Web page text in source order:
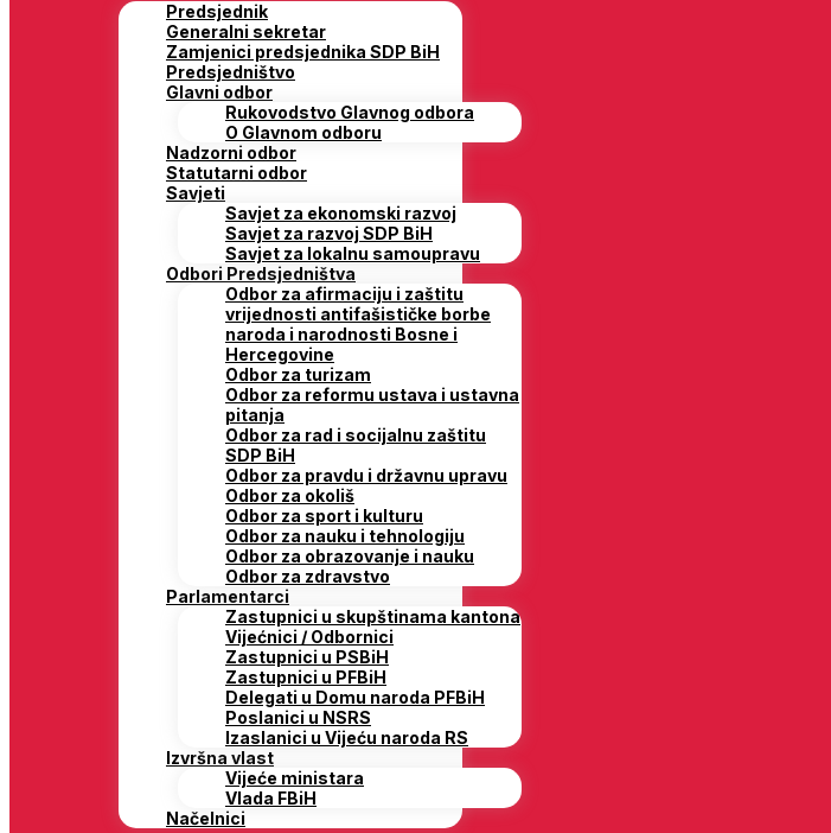
Predsjednik
Generalni sekretar
Zamjenici predsjednika SDP BiH
Predsjedništvo
Glavni odbor
Rukovodstvo Glavnog odbora
O Glavnom odboru
Nadzorni odbor
Statutarni odbor
Savjeti
Savjet za ekonomski razvoj
Savjet za razvoj SDP BiH
Savjet za lokalnu samoupravu
Odbori Predsjedništva
Odbor za afirmaciju i zaštitu
vrijednosti antifašističke borbe
naroda i narodnosti Bosne i
Hercegovine
Odbor za turizam
Odbor za reformu ustava i ustavna
pitanja
Odbor za rad i socijalnu zaštitu
SDP BiH
Odbor za pravdu i državnu upravu
Odbor za okoliš
Odbor za sport i kulturu
Odbor za nauku i tehnologiju
Odbor za obrazovanje i nauku
Odbor za zdravstvo
Parlamentarci
Zastupnici u skupštinama kantona
Vijećnici / Odbornici
Zastupnici u PSBiH
Zastupnici u PFBiH
Delegati u Domu naroda PFBiH
Poslanici u NSRS
Izaslanici u Vijeću naroda RS
Izvršna vlast
Vijeće ministara
Vlada FBiH
Načelnici